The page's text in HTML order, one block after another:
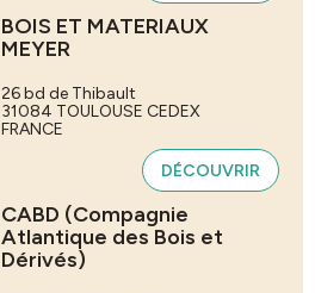
BOIS ET MATERIAUX
MEYER
26 bd de Thibault
31084 TOULOUSE CEDEX
FRANCE
DÉCOUVRIR
CABD (Compagnie
Atlantique des Bois et
Dérivés)